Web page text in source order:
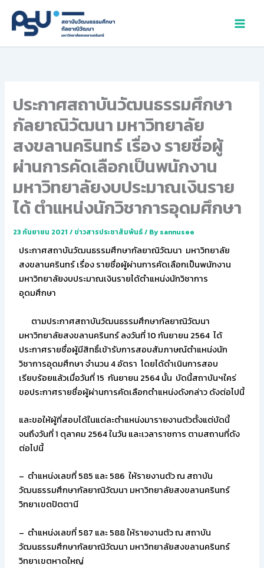
content
ประกาศสถาบันวัฒนธรรมศึกษา
กัลยาณิวัฒนา มหาวิทยาลัย
สงขลานครินทร์ เรื่อง รายชื่อผู้
ผ่านการคัดเลือกเป็นพนักงาน
มหาวิทยาลัยงบประมาณเงินราย
ได้ ตำแหน่งนักวิชาการอุดมศึกษา
23 กันยายน 2021/ ข่าวสารประชาสัมพันธ์/ Bysannusee
ประกาศสถาบันวัฒนธรรมศึกษากัลยาณิวัฒนา มหาวิทยาลัย
สงขลานครินทร์ เรื่อง รายชื่อผู้ผ่านการคัดเลือกเป็นพนักงาน
มหาวิทยาลัยงบประมาณเงินรายได้ตำแหน่งนักวิชาการ
อุดมศึกษา
ตามประกาศสถาบันวัฒนธรรมศึกษากัลยาณิวัฒนา
มหาวิทยาลัยสงขลานครินทร์ ลงวันที่ 10 กันยายน 2564 ได้
ประกาศรายชื่อผู้มีสิทธิ์เข้ารับการสอบสัมภาษณ์ตำแหน่งนัก
วิชาการอุดมศึกษา จำนวน 4 อัตรา โดยได้ดำเนินการสอบ
เรียบร้อยแล้วเมื่อวันที่ 15 กันยายน 2564 นั้น บัดนี้สถาบันฯใคร่
ขอประกาศรายชื่อผู้ผ่านการคัดเลือกตำแหน่งดังกล่าว ดังต่อไปนี้
และขอให้ผู้ที่สอบได้ในแต่ละตำแหน่งมารายงานตัวตั้งแต่บัดนี้
จนถึงวันที่ 1 ตุลาคม 2564 ในวัน และเวลาราชการ ตามสถานที่ดัง
ต่อไปนี้
– ตำแหน่งเลขที่ 585 และ 586 ให้รายงานตัว ณ สถาบัน
วัฒนธรรมศึกษากัลยาณิวัฒนา มหาวิทยาลัยสงขลานครินทร์
วิทยาเขตปัตตานี
– ตำแหน่งเลขที่ 587 และ 588 ให้รายงานตัว ณ สถาบัน
วัฒนธรรมศึกษากัลยาณิวัฒนา มหาวิทยาลัยสงขลานครินทร์
วิทยาเขตหาดใหญ่